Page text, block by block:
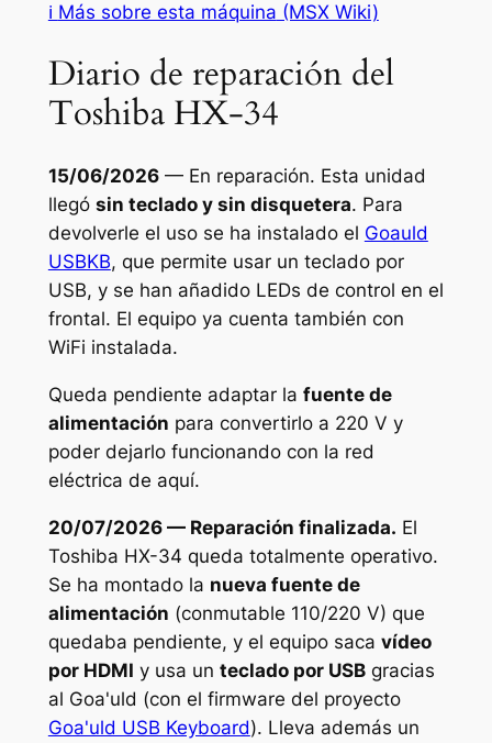
ℹ Más sobre esta máquina (MSX Wiki)
Diario de reparación del
Toshiba HX-34
15/06/2026— En reparación. Esta unidad
llegó sin teclado y sin disquetera. Para
devolverle el uso se ha instalado el Goauld
USBKB, que permite usar un teclado por
USB, y se han añadido LEDs de control en el
frontal. El equipo ya cuenta también con
WiFi instalada.
Queda pendiente adaptar la fuente de
alimentación para convertirlo a 220 V y
poder dejarlo funcionando con la red
eléctrica de aquí.
20/07/2026 — Reparación finalizada. El
Toshiba HX-34 queda totalmente operativo.
Se ha montado la nueva fuente de
alimentación (conmutable 110/220 V) que
quedaba pendiente, y el equipo saca vídeo
por HDMI y usa un teclado por USBgracias
al Goa'uld (con el firmware del proyecto
Goa'uld USB Keyboard). Lleva además un